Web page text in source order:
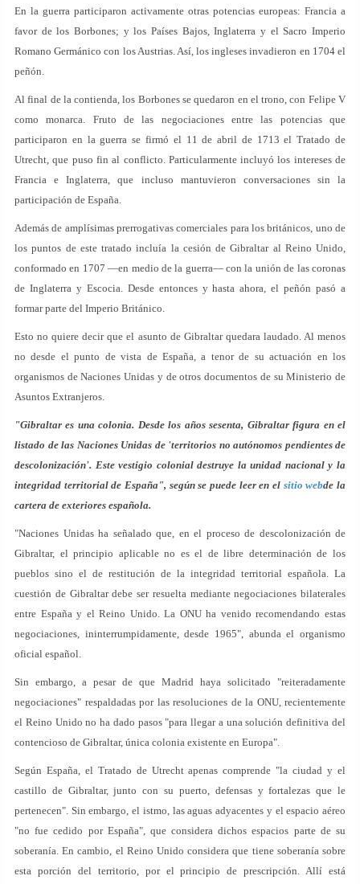
En la guerra participaron activamente otras potencias europeas: Francia a
favor de los Borbones; y los Países Bajos, Inglaterra y el Sacro Imperio
Romano Germánico con los Austrias. Así, los ingleses invadieron en 1704 el
peñón.
Al final de la contienda, los Borbones se quedaron en el trono, con Felipe V
como monarca. Fruto de las negociaciones entre las potencias que
participaron en la guerra se firmó el 11 de abril de 1713 el Tratado de
Utrecht, que puso fin al conflicto. Particularmente incluyó los intereses de
Francia e Inglaterra, que incluso mantuvieron conversaciones sin la
participación de España.
Además de amplísimas prerrogativas comerciales para los británicos, uno de
los puntos de este tratado incluía la cesión de Gibraltar al Reino Unido,
conformado en 1707 —en medio de la guerra— con la unión de las coronas
de Inglaterra y Escocia. Desde entonces y hasta ahora, el peñón pasó a
formar parte del Imperio Británico.
Esto no quiere decir que el asunto de Gibraltar quedara laudado. Al menos
no desde el punto de vista de España, a tenor de su actuación en los
organismos de Naciones Unidas y de otros documentos de su Ministerio de
Asuntos Extranjeros.
"Gibraltar es una colonia. Desde los años sesenta, Gibraltar figura en el
listado de las Naciones Unidas de 'territorios no autónomos pendientes de
descolonización'. Este vestigio colonial destruye la unidad nacional y la
integridad territorial de España", según se puede leer en el sitio webde la
cartera de exteriores española.
"Naciones Unidas ha señalado que, en el proceso de descolonización de
Gibraltar, el principio aplicable no es el de libre determinación de los
pueblos sino el de restitución de la integridad territorial española. La
cuestión de Gibraltar debe ser resuelta mediante negociaciones bilaterales
entre España y el Reino Unido. La ONU ha venido recomendando estas
negociaciones, ininterrumpidamente, desde 1965", abunda el organismo
oficial español.
Sin embargo, a pesar de que Madrid haya solicitado "reiteradamente
negociaciones" respaldadas por las resoluciones de la ONU, recientemente
el Reino Unido no ha dado pasos "para llegar a una solución definitiva del
contencioso de Gibraltar, única colonia existente en Europa".
Según España, el Tratado de Utrecht apenas comprende "la ciudad y el
castillo de Gibraltar, junto con su puerto, defensas y fortalezas que le
pertenecen". Sin embargo, el istmo, las aguas adyacentes y el espacio aéreo
"no fue cedido por España", que considera dichos espacios parte de su
soberanía. En cambio, el Reino Unido considera que tiene soberanía sobre
esta porción del territorio, por el principio de prescripción. Allí está